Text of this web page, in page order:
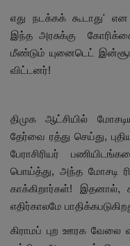
எது நடக்கக் கூடாது'
இந்த அரசுக்கு
மீண்டும் யுனைடெட்
விட்டனர்!
திமுக ஆட்சியில்
தேர்வை ரத்து செய்து,
பேராசிரியர்
பொய்த்து, அந்த மோசடி
காக்கிறார்கள்! இதனால்,
எதிர்காலமே
கிராமப் புற ஊரக